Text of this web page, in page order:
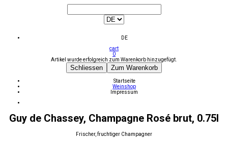
DE
cart
0
Artikel wurde erfolgreich zum Warenkorb hinzugefügt.
Schliessen Zum Warenkorb
Startseite
Weinshop
Impressum
Guy de Chassey, Champagne Rosé brut, 0.75l
Frischer, fruchtiger Champagner